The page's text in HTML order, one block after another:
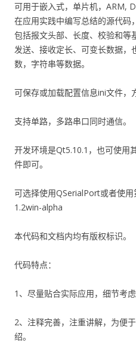
可用于嵌入式，单片机，ARM,
在应用实践中编写总结的源代码
包括报文头部、长度、校验和等
发送、接收定长、可变长数据，
数，字符串等数据。
可保存或加载配置信息ini文件，
支持单路，多路串口同时通信。
开发环境是Qt5.10.1，也可使用
件即可。
可选择使用QSerialPort或者使
1.2win-alpha
本代码和文档内均有版权标识。
代码特点：
1、尽量贴合实际应用，细节考虑
2、注释完善，注重讲解，为便
绍。